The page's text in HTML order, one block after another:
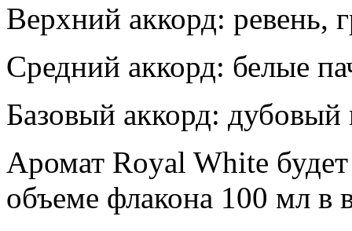
Верхний аккорд: ревень,
Средний аккорд: белые
Базовый аккорд: дубовый
Аромат Royal White
объеме флакона 100 мл